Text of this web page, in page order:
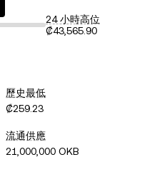
24 小時高位
₡43,565.90
歷史最低
₡259.23
流通供應
21,000,000 OKB